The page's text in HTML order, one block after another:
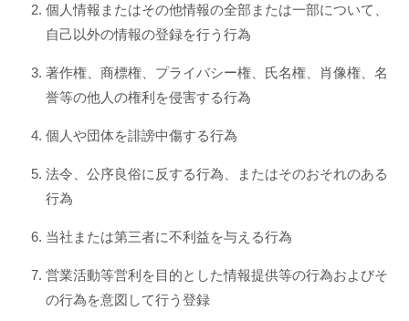
個人情報またはその他情報の全部または一部について、
自己以外の情報の登録を行う行為
著作権、商標権、プライバシー権、氏名権、肖像権、名
誉等の他人の権利を侵害する行為
個人や団体を誹謗中傷する行為
法令、公序良俗に反する行為、またはそのおそれのある
行為
当社または第三者に不利益を与える行為
営業活動等営利を目的とした情報提供等の行為およびそ
の行為を意図して行う登録